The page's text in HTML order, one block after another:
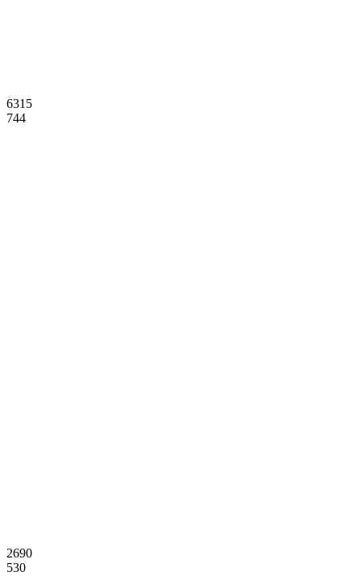
6315
744
2690
530